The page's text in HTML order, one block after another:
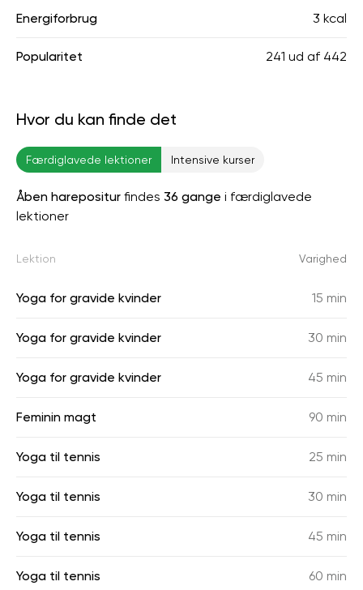
Energiforbrug 3 kcal
Popularitet 241 ud af 442
Hvor du kan finde det
Færdiglavede lektioner Intensive kurser
Åben harepositur findes 36 gange i færdiglavede
lektioner
Lektion Varighed
Yoga for gravide kvinder 15 min
Yoga for gravide kvinder 30 min
Yoga for gravide kvinder 45 min
Feminin magt 90 min
Yoga til tennis 25 min
Yoga til tennis 30 min
Yoga til tennis 45 min
Yoga til tennis 60 min